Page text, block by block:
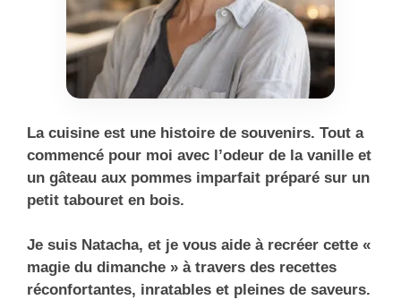
La cuisine est une histoire de souvenirs. Tout a
commencé pour moi avec l’odeur de la vanille et
un gâteau aux pommes imparfait préparé sur un
petit tabouret en bois.
Je suis Natacha, et je vous aide à recréer cette «
magie du dimanche » à travers des recettes
réconfortantes, inratables et pleines de saveurs.